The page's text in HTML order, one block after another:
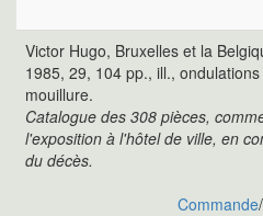
Victor Hugo, Bruxelles et la
1985, 29, 104 pp., ill.,
mouillure.
Catalogue des 308 pièces,
l'exposition à l'hôtel de ville, en
du décès.
Commande/